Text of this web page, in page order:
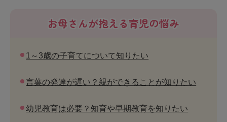
お母さんが抱える育児の悩み
1～3歳の子育てについて知りたい
言葉の発達が遅い？親ができることが知りたい
幼児教育は必要？知育や早期教育を知りたい